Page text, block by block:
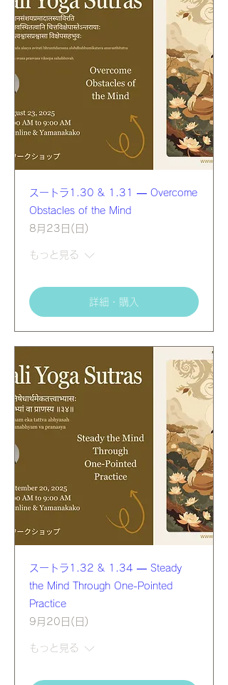
スートラ1.30 & 1.31 — Overcome
Obstacles of the Mind
8月23日(日)
もっと見る
詳細・購入
スートラ1.32 & 1.34 — Steady
the Mind Through One-Pointed
Practice
9月20日(日)
もっと見る